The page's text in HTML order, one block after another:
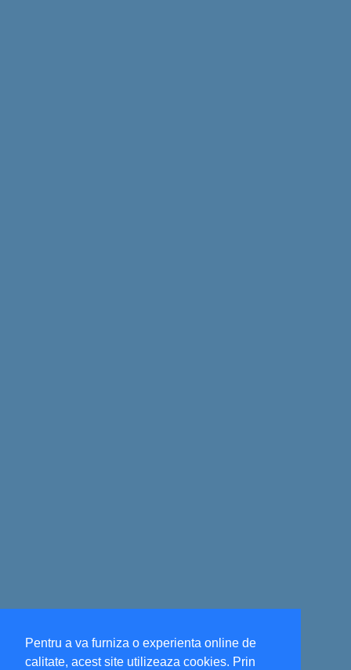
Pentru a va furniza o experienta online de
calitate, acest site utilizeaza cookies. Prin